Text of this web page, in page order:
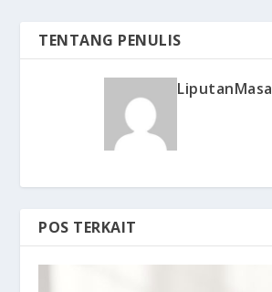
TENTANG PENULIS
POS TERKAIT